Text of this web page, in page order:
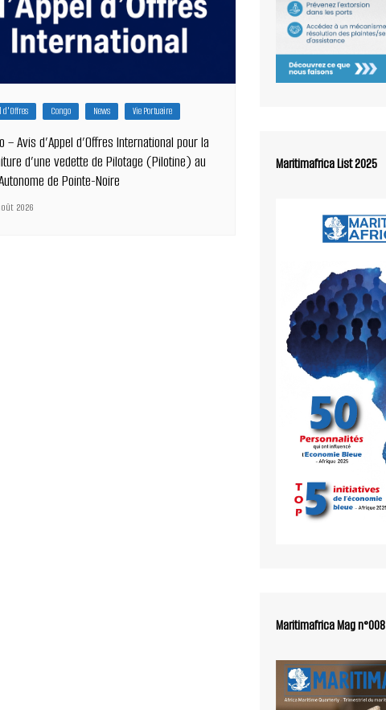
d'Offres Congo News Vie Portuaire
– Avis d’Appel d’Offres International pour la
d’une vedette de Pilotage (Pilotine) au
de Pointe-Noire
2026
Maritimafrica List 2025
Maritimafrica Mag n°008